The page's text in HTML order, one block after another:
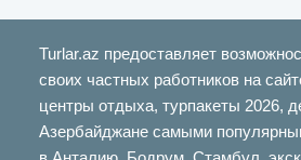
Turlar.az предоставляет
своих частных работников на
центры отдыха, турпакеты 2026,
Азербайджане самыми